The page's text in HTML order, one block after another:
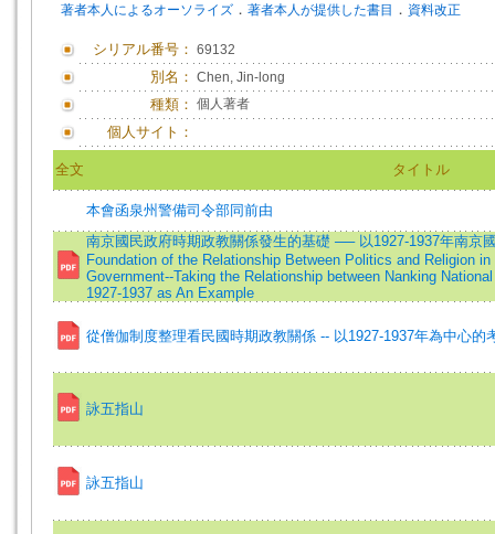
著者本人によるオーソライズ ． 著者本人が提供した書目 ． 資料改正
シリアル番号： 69132
別名： Chen, Jin-long
種類： 個人著者
個人サイト：
全文 タイトル
本會函泉州警備司令部同前由
南京國民政府時期政教關係發生的基礎 ── 以1927-1937年南京
Foundation of the Relationship Between Politics and Religion
Government--Taking the Relationship between Nanking
1927-1937 as An Example
從僧伽制度整理看民國時期政教關係 -- 以1927-1937年為中心的
詠五指山
詠五指山